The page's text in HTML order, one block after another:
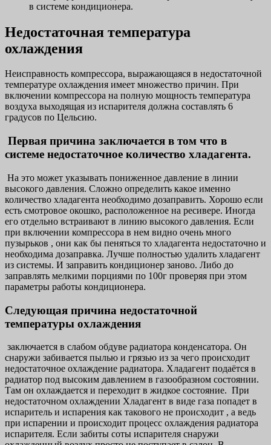
в системе кондиционера.
Недостаточная температура
охлаждения
Неисправность компрессора, выражающаяся в недостаточной
температуре охлаждения имеет множество причин. При
включении компрессора на полную мощность температура
воздуха выходящая из испарителя должна составлять 6
градусов по Цельсию.
Первая причина заключается в том что в
системе недостаточное количество хладагента.
На это может указывать пониженное давление в линии
высокого давления. Сложно определить какое именно
количество хладагента необходимо дозаправить. Хорошо если
есть смотровое окошко, расположенное на ресивере. Иногда
его отдельно встраивают в линию высокого давления. Если
при включении компрессора в нем видно очень много
пузырьков , они как бы пеняться то хладагента недостаточно и
необходима дозаправка. Лучше полностью удалить хладагент
из системы. И заправить кондиционер заново. Либо до
заправлять мелкими порциями по 100г проверяя при этом
параметры работы кондиционера.
Следующая причина недостаточной
температуры охлаждения
заключается в слабом обдуве радиатора конденсатора. Он
снаружи забивается пылью и грязью из за чего происходит
недостаточное охлаждение радиатора. Хладагент подаётся в
радиатор под высоким давлением в газообразном состоянии.
Там он охлаждается и переходит в жидкое состояние. При
недостаточном охлаждении Хладагент в виде газа попадет в
испаритель и испарения как такового не происходит , а ведь
при испарении и происходит процесс охлаждения радиатора
испарителя. Если забиты соты испарителя снаружи